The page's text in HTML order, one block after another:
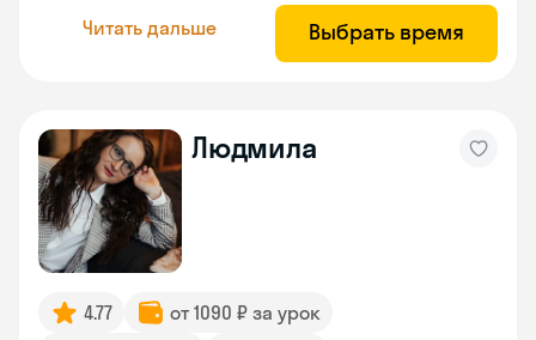
Читать дальше Выбрать время
Людмила
4.77
от 1090 ₽ за урок